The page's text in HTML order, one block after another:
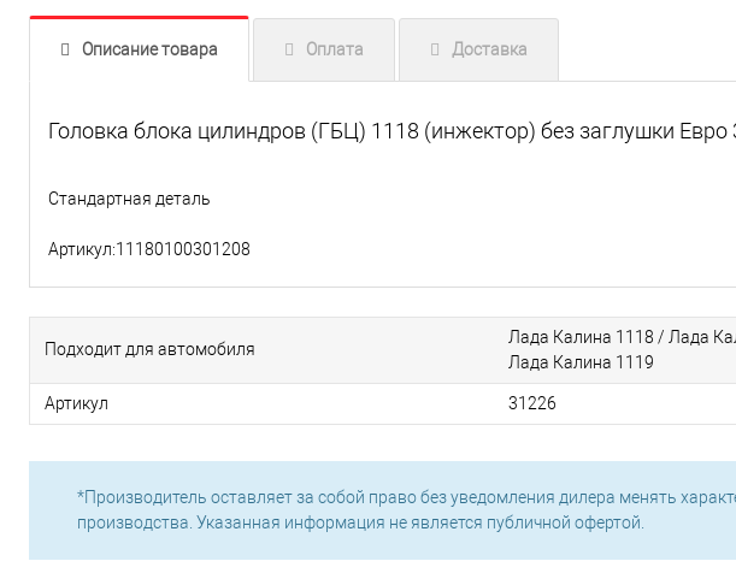
Описание товара Оплата Доставка
Головка блока цилиндров (ГБЦ) 1118 (инжектор) без заглушки
Стандартная деталь
Артикул:11180100301208
Подходит для автомобиля
Лада Калина 1118 / Лада
Лада Калина 1119
Артикул 31226
*Производитель оставляет за собой право без уведомления дилера менять
производства. Указанная информация не является публичной офертой.